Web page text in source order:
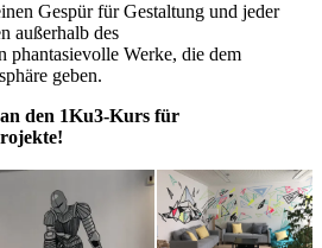
Gespür für Gestaltung und jeder
außerhalb des
phantasievolle Werke, die dem
geben.
den 1Ku3-Kurs für